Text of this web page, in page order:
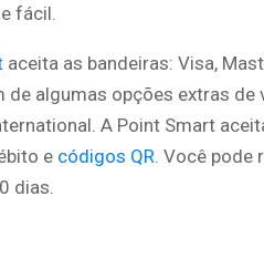
fácil.
aceita as bandeiras: Visa,
de algumas opções extras de
A Point Smart
e códigos QR . Você
dias.